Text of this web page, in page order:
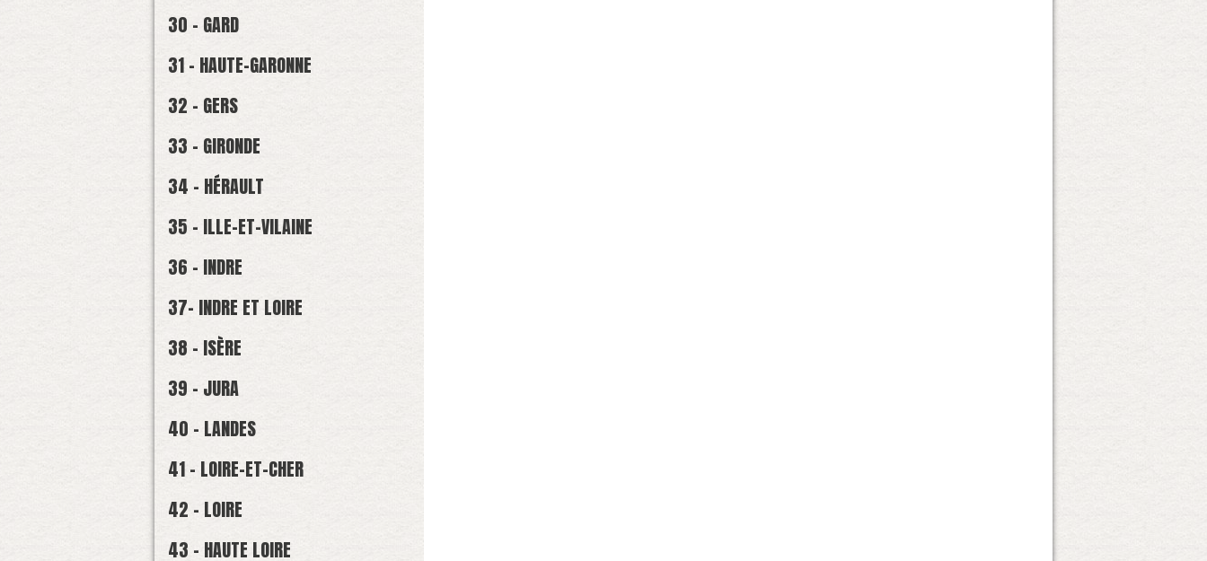
30 - GARD
31 - HAUTE-GARONNE
32 - GERS
33 - GIRONDE
34 - HÉRAULT
35 - ILLE-ET-VILAINE
36 - INDRE
37- INDRE ET LOIRE
38 - ISÈRE
39 - JURA
40 - LANDES
41 - LOIRE-ET-CHER
42 - LOIRE
43 - HAUTE LOIRE